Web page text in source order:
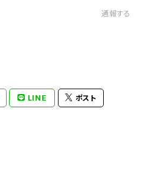
通報する
LINE ポスト